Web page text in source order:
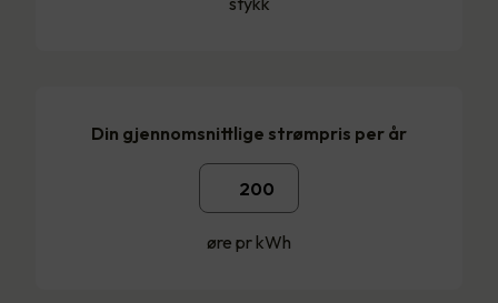
Din gjennomsnittlige strømpris per år
øre pr kWh